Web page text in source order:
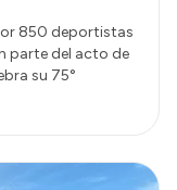
850 deportistas
parte del acto de
su 75°